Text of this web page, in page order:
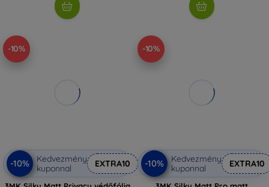
-10%
-10%
Kedvezmény
kuponnal
EXTRA10
-10%
-10%
Kedvezmény
kuponnal
EXTRA10